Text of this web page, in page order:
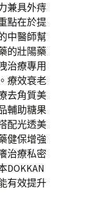
兼具外痔
點在於提
中醫師幫
的壯陽藥
治療專用
療效衰老
去角質美
輔助糖果
配光透美
健保增強
治療私密
有效提升